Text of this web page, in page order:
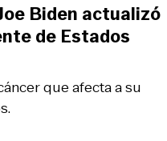
que afecta a su
Biden actualizó
de Estados